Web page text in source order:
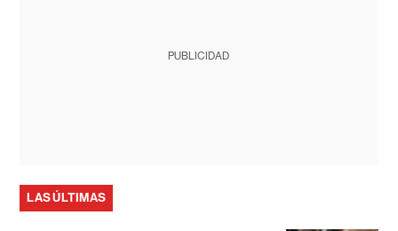
PUBLICIDAD
LAS ÚLTIMAS